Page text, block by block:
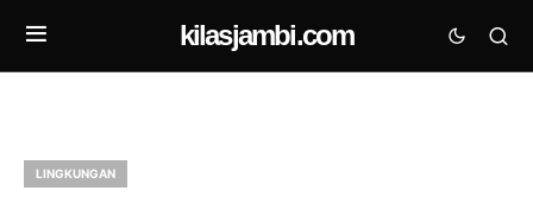
kilasjambi.com
LINGKUNGAN